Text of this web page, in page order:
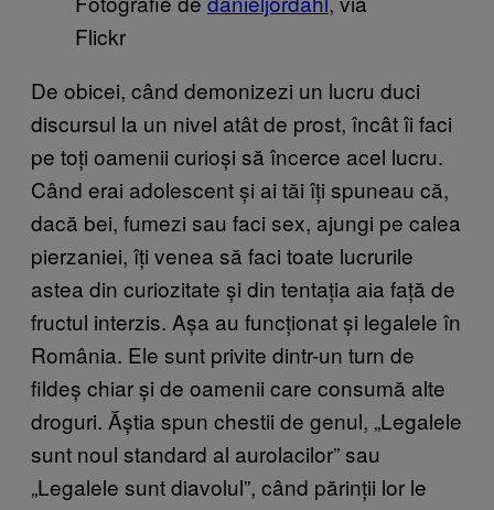
Flickr
De obicei, când demonizezi un lucru duci
discursul la un nivel atât de prost, încât îi faci
pe toți oamenii curioși să încerce acel lucru.
Când erai adolescent și ai tăi îți spuneau că,
dacă bei, fumezi sau faci sex, ajungi pe calea
pierzaniei, îți venea să faci toate lucrurile
astea din curiozitate și din tentația aia față de
fructul interzis. Așa au funcționat și legalele în
România. Ele sunt privite dintr-un turn de
fildeș chiar și de oamenii care consumă alte
droguri. Ăștia spun chestii de genul, „Legalele
sunt noul standard al aurolacilor” sau
„Legalele sunt diavolul”, când părinții lor le